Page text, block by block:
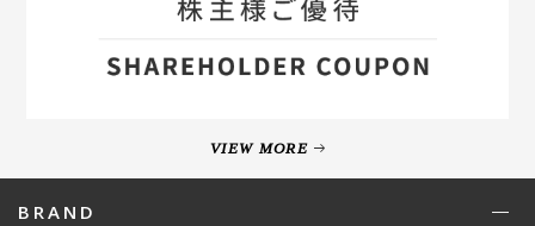
VIEW MORE
BRAND